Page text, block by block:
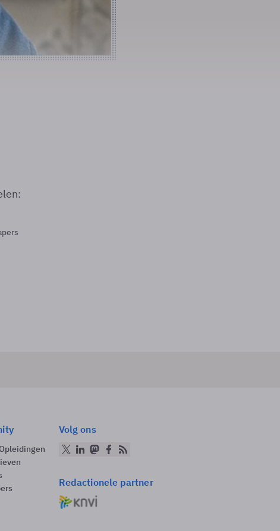
Volg ons
Redactionele partner